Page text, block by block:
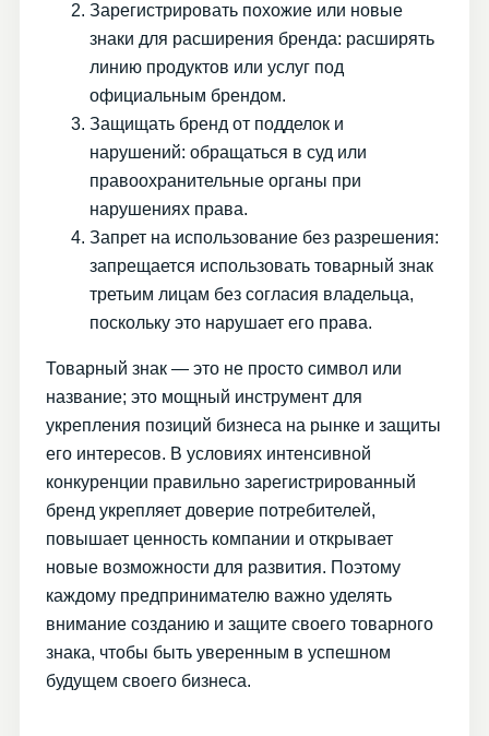
Зарегистрировать похожие или новые
знаки для расширения бренда: расширять
линию продуктов или услуг под
официальным брендом.
Защищать бренд от подделок и
нарушений: обращаться в суд или
правоохранительные органы при
нарушениях права.
Запрет на использование без разрешения:
запрещается использовать товарный знак
третьим лицам без согласия владельца,
поскольку это нарушает его права.
Товарный знак — это не просто символ или
название; это мощный инструмент для
укрепления позиций бизнеса на рынке и защиты
его интересов. В условиях интенсивной
конкуренции правильно зарегистрированный
бренд укрепляет доверие потребителей,
повышает ценность компании и открывает
новые возможности для развития. Поэтому
каждому предпринимателю важно уделять
внимание созданию и защите своего товарного
знака, чтобы быть уверенным в успешном
будущем своего бизнеса.